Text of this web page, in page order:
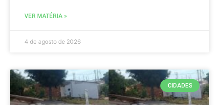
VER MATÉRIA »
4 de agosto de 2026
CIDADES